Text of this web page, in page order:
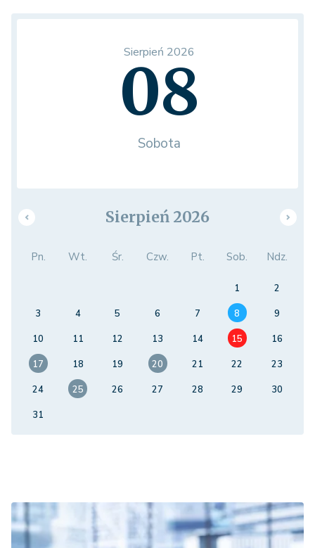
Sierpień 2026
08
Sobota
Sierpień 2026
Pn. Wt. Śr. Czw. Pt. Sob. Ndz.
1
2
3
4 5 6 7 8
9
10
11 12 13 14 15
16
17
18 19 20 21 22
23
24
25 26 27 28 29
30
31